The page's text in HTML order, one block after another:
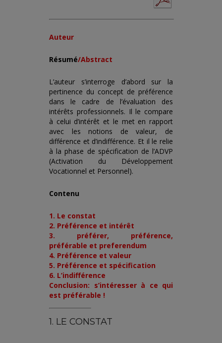
Auteur
Résumé/Abstract
L’auteur s’interroge d’abord sur la
pertinence du concept de préférence
dans le cadre de l’évaluation des
intérêts professionnels. Il le compare
à celui d’intérêt et le met en rapport
avec les notions de valeur, de
différence et d’indifférence. Et il le relie
à la phase de spécification de l’ADVP
(Activation du Développement
Vocationnel et Personnel).
Contenu
1. Le constat
2. Préférence et intérêt
3. préférer, préférence,
préférable et preferendum
4. Préférence et valeur
5. Préférence et spécification
6. L’indifférence
Conclusion: s’intéresser à ce qui
est préférable !
1. LE CONSTAT